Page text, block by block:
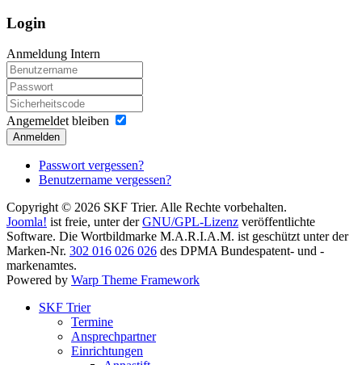
Login
Anmeldung Intern
Angemeldet bleiben
Anmelden
Passwort vergessen?
Benutzername vergessen?
Copyright © 2026 SKF Trier. Alle Rechte vorbehalten.
Joomla! ist freie, unter derGNU/GPL-Lizenz veröffentlichte
Software. Die Wortbildmarke M.A.R.I.A.M. ist geschützt unter der
Marken-Nr. 302 016 026 026 des DPMA Bundespatent- und -
markenamtes.
Powered by Warp Theme Framework
SKF Trier
Termine
Ansprechpartner
Einrichtungen